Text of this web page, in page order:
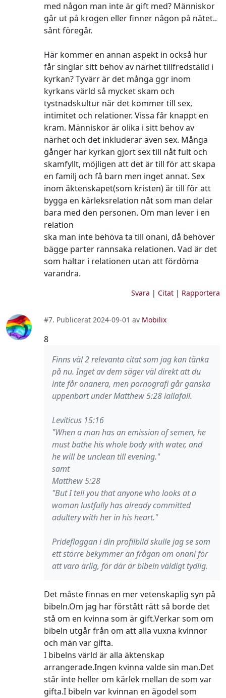
med någon man inte är gift med? Människor
går ut på krogen eller finner någon på nätet..
sånt föregår.
Här kommer en annan aspekt in också hur
får singlar sitt behov av närhet tillfredställd i
kyrkan? Tyvärr är det många ggr inom
kyrkans värld så mycket skam och
tystnadskultur när det kommer till sex,
intimitet och relationer. Vissa får knappt en
kram. Människor är olika i sitt behov av
närhet och det inkluderar även sex. Många
gånger har kyrkan gjort sex till nåt fult och
skamfyllt, möjligen att det är till för att skapa
en familj och få barn men inget annat. Sex
inom äktenskapet(som kristen) är till för att
bygga en kärleksrelation nåt som man delar
bara med den personen. Om man lever i en
relation
ska man inte behöva ta till onani, då behöver
bägge parter rannsaka relationen. Vad är det
som haltar i relationen utan att fördöma
varandra.
Svara | Citat| Rapportera
#7. Publicerat 2024-09-01 av Mobilix
8
Finns väl 2 relevanta citat som jag kan tänka
på nu. Inget av dem säger väl direkt att du
inte får onanera, men pornografi går ganska
uppenbart under Matthew 5:28 iallafall.
Leviticus 15:16
"When a man has an emission of semen, he
must bathe his whole body with water, and
he will be unclean till evening."
samt
Matthew 5:28
"But I tell you that anyone who looks at a
woman lustfully has already committed
adultery with her in his heart."
Prideflaggan i din profilbild skulle jag se som
ett större bekymmer än frågan om onani för
att vara ärlig, för där är bibeln väldigt tydlig.
Det måste finnas en mer vetenskaplig syn på
bibeln.Om jag har förstått rätt så borde det
stå om en kvinna som är gift.Verkar som om
bibeln utgår från om att alla vuxna kvinnor
och män var gifta.
I bibelns värld är alla äktenskap
arrangerade.Ingen kvinna valde sin man.Det
står inte heller om kärlek mellan de som var
gifta.I bibeln var kvinnan en ägodel som